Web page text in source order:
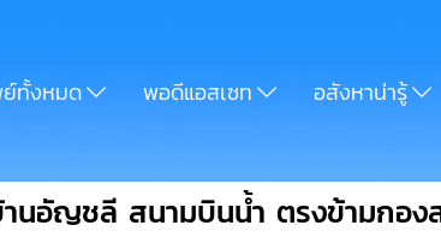
ทั้งหมด พอดีแอสเซท อสังหาน่ารู้
นอัญชลี สนามบินน้ำ ตรงข้ามกอง